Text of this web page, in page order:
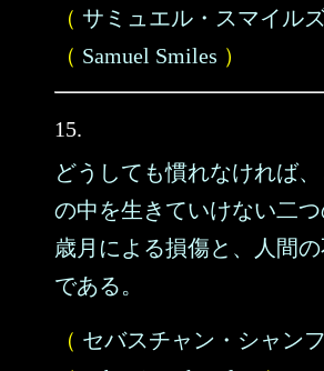
（ サミュエル・スマイル
（ Samuel Smiles ）
15.
どうしても慣れなければ
の中を生きていけない二つ
歳月による損傷と、人間
である。
（ セバスチャン・シャン